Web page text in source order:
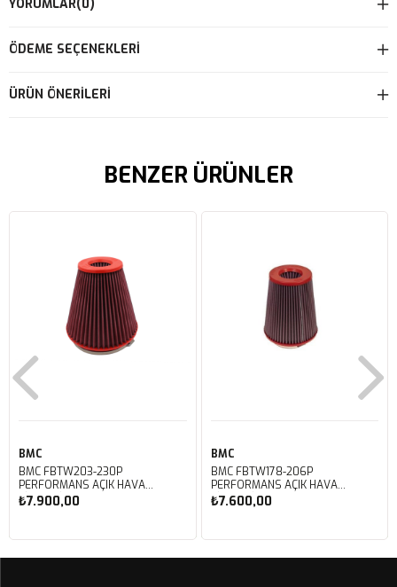
YORUMLAR(0)
ÖDEME SEÇENEKLERI
ÜRÜN ÖNERILERI
BENZER ÜRÜNLER
BMC
BMC FBTW203-230P
PERFORMANS AÇIK HAVA
FİLTRESİ
₺7.900,00
BMC
BMC FBTW178-206P
PERFORMANS AÇIK HAVA
FİLTRESİ
₺7.600,00